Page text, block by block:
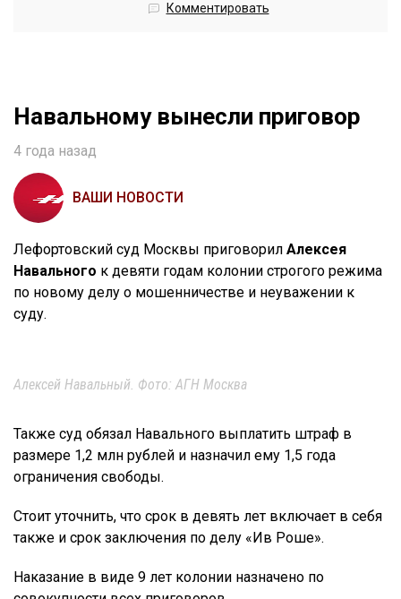
Комментировать
Навальному вынесли приговор
4 года назад
ВАШИ НОВОСТИ
Лефортовский суд Москвы приговорил Алексея
Навального к девяти годам колонии строгого режима
по новому делу о мошенничестве и неуважении к
суду.
Алексей Навальный. Фото: АГН Москва
Также суд обязал Навального выплатить штраф в
размере 1,2 млн рублей и назначил ему 1,5 года
ограничения свободы.
Стоит уточнить, что срок в девять лет включает в себя
также и срок заключения по делу «Ив Роше».
Наказание в виде 9 лет колонии назначено по